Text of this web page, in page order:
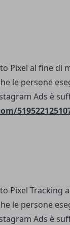
Pixel al fine di
le persone
Ads è
Pixel Tracking
le persone
Ads è